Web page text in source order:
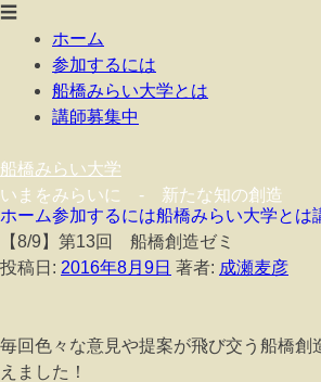
☰
ホーム
参加するには
船橋みらい大学とは
講師募集中
船橋みらい大学
いまをみらいに - 新たな知の創造
ホーム参加するには船橋みらい大学とは
【8/9】第13回 船橋創造ゼミ
投稿日: 2016年8月9日 著者: 成瀬麦彦
毎回色々な意見や提案が飛び交う船橋創
えました！